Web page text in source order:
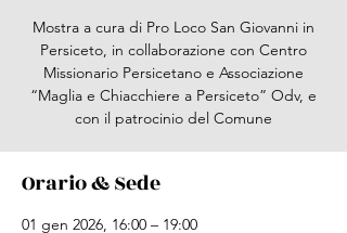
Mostra a cura di Pro Loco San Giovanni in
Persiceto, in collaborazione con Centro
Missionario Persicetano e Associazione
“Maglia e Chiacchiere a Persiceto” Odv, e
con il patrocinio del Comune
Orario & Sede
01 gen 2026, 16:00 – 19:00